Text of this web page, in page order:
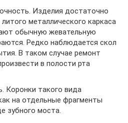
Изделия достаточно
металлического каркаса
обычную жевательную
Редко наблюдается скол
В таком случае ремонт
в полости рта
Коронки такого вида
на отдельные фрагменты
зубного моста.